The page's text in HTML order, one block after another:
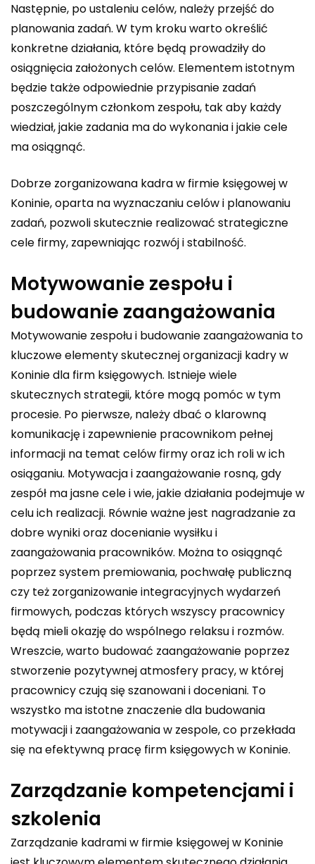
Następnie, po ustaleniu celów, należy przejść do
planowania zadań. W tym kroku warto określić
konkretne działania, które będą prowadziły do
osiągnięcia założonych celów. Elementem istotnym
będzie także odpowiednie przypisanie zadań
poszczególnym członkom zespołu, tak aby każdy
wiedział, jakie zadania ma do wykonania i jakie cele
ma osiągnąć.
Dobrze zorganizowana kadra w firmie księgowej w
Koninie, oparta na wyznaczaniu celów i planowaniu
zadań, pozwoli skutecznie realizować strategiczne
cele firmy, zapewniając rozwój i stabilność.
Motywowanie zespołu i
budowanie zaangażowania
Motywowanie zespołu i budowanie zaangażowania to
kluczowe elementy skutecznej organizacji kadry w
Koninie dla firm księgowych. Istnieje wiele
skutecznych strategii, które mogą pomóc w tym
procesie. Po pierwsze, należy dbać o klarowną
komunikację i zapewnienie pracownikom pełnej
informacji na temat celów firmy oraz ich roli w ich
osiąganiu. Motywacja i zaangażowanie rosną, gdy
zespół ma jasne cele i wie, jakie działania podejmuje w
celu ich realizacji. Równie ważne jest nagradzanie za
dobre wyniki oraz docenianie wysiłku i
zaangażowania pracowników. Można to osiągnąć
poprzez system premiowania, pochwałę publiczną
czy też zorganizowanie integracyjnych wydarzeń
firmowych, podczas których wszyscy pracownicy
będą mieli okazję do wspólnego relaksu i rozmów.
Wreszcie, warto budować zaangażowanie poprzez
stworzenie pozytywnej atmosfery pracy, w której
pracownicy czują się szanowani i doceniani. To
wszystko ma istotne znaczenie dla budowania
motywacji i zaangażowania w zespole, co przekłada
się na efektywną pracę firm księgowych w Koninie.
Zarządzanie kompetencjami i
szkolenia
Zarządzanie kadrami w firmie księgowej w Koninie